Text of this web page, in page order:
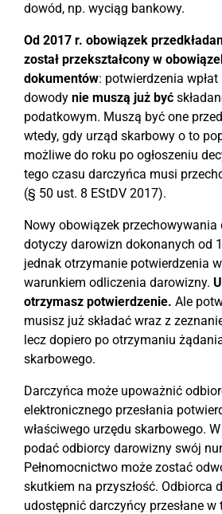
dowód, np. wyciąg bankowy.
Od 2017 r. obowiązek
został przekształcony w
dokumentów: potwierdzenia
dowody nie muszą już być
podatkowym. Muszą być one
wtedy, gdy urząd skarbowy o to
możliwe do roku po ogłoszeniu
tego czasu darczyńca musi
(§ 50 ust. 8 EStDV 2017).
Nowy obowiązek przechowywania
dotyczy darowizn dokonanych od
jednak otrzymanie potwierdzenia
warunkiem odliczenia darowizny.
otrzymasz potwierdzenie. Ale
musisz już składać wraz z
lecz dopiero po otrzymaniu
skarbowego.
Darczyńca może upoważnić
elektronicznego przesłania
właściwego urzędu skarbowego.
podać odbiorcy darowizny swój
Pełnomocnictwo może zostać
skutkiem na przyszłość. Odbiorca
udostępnić darczyńcy przesłane